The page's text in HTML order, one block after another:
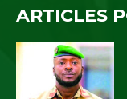
ARTICLES